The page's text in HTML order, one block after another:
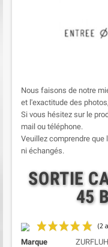
Nous faisons de notre
et l'exactitude des
Si vous hésitez sur le
mail ou téléphone.
Veuillez comprendre que
ni échangés.
SORTIE
45
Marque